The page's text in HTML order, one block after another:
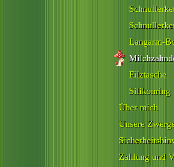
Langarm-
Filztasche
Silikonring
Über mich
Unsere
Zahlung und